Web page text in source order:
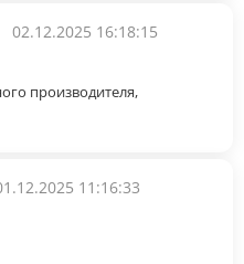
02.12.2025 16:18:15
производителя,
11:16:33